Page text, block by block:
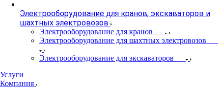
Электрооборудование для кранов, экскаваторов и
шахтных электровозов
Электрооборудование для кранов
Электрооборудование для шахтных электровозов
Электрооборудование для экскаваторов
Услуги
Компания